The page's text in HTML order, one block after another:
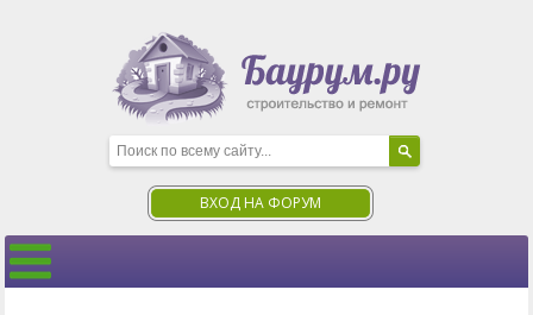
ВХОД НА ФОРУМ